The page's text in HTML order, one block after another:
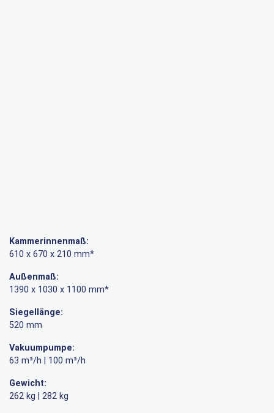
Kammerinnenmaß:
610 x 670 x 210 mm*
Außenmaß:
1390 x 1030 x 1100 mm*
Siegellänge:
520 mm
Vakuumpumpe:
63 m³/h | 100 m³/h
Gewicht:
262 kg | 282 kg